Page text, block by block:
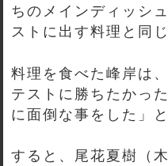
ちのメインディッシ
ストに出す料理と同
料理を食べた峰岸は
テストに勝ちたかっ
に面倒な事をした」
すると、尾花夏樹（